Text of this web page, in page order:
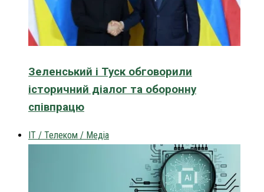
Зеленський і Туск обговорили
історичний діалог та оборонну
співпрацю
IT / Телеком / Медіа